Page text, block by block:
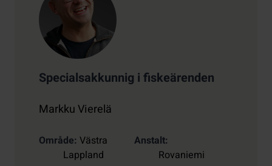
Specialsakkunnig i fiskeärenden
Markku Vierelä
Område Västra
Lappland
Anstalt
Rovaniemi